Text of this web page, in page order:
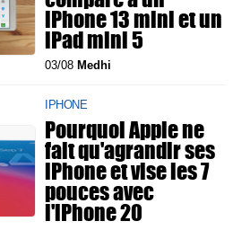
iPhone 13 mini et un
iPad mini 5
03/08 Medhi
IPHONE
Pourquoi Apple ne
fait qu'agrandir ses
iPhone et vise les 7
pouces avec
l'iPhone 20